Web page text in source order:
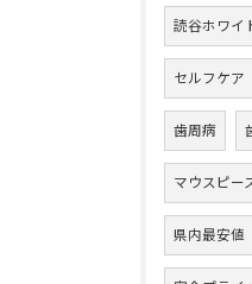
読谷ホワイ
セルフケア
歯周病
マウスピー
県内最安値